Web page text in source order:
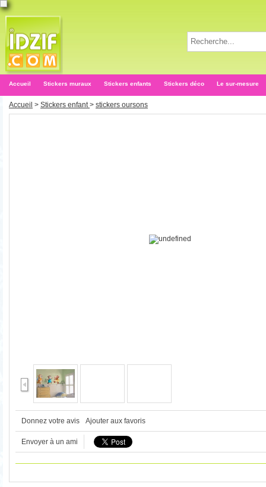
Accueil Stickers muraux Stickers enfants Stickers déco Le sur-mesure
Accueil > Stickers enfant > stickers oursons
Donnez votre avis Ajouter aux favoris
Envoyer à un ami